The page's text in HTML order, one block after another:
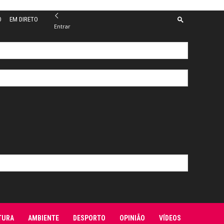
EM DIRETO
Entrar
AMBIENTE DESPORTO OPINIÃO VÍDEOS